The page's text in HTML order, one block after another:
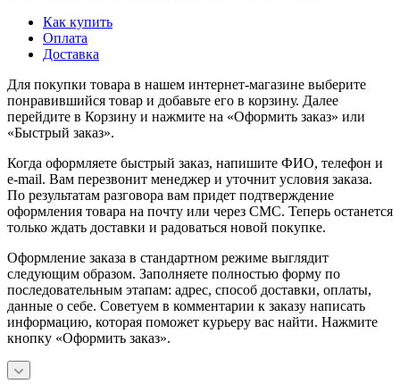
Как купить
Оплата
Доставка
Для покупки товара в нашем интернет-магазине выберите
понравившийся товар и добавьте его в корзину. Далее
перейдите в Корзину и нажмите на «Оформить заказ» или
«Быстрый заказ».
Когда оформляете быстрый заказ, напишите ФИО, телефон и
e-mail. Вам перезвонит менеджер и уточнит условия заказа.
По результатам разговора вам придет подтверждение
оформления товара на почту или через СМС. Теперь останется
только ждать доставки и радоваться новой покупке.
Оформление заказа в стандартном режиме выглядит
следующим образом. Заполняете полностью форму по
последовательным этапам: адрес, способ доставки, оплаты,
данные о себе. Советуем в комментарии к заказу написать
информацию, которая поможет курьеру вас найти. Нажмите
кнопку «Оформить заказ».